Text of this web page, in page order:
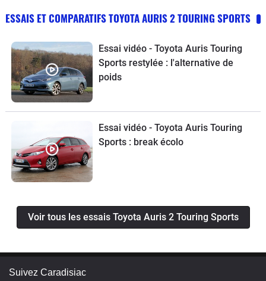
ESSAIS ET COMPARATIFS TOYOTA AURIS 2 TOURING SPORTS
Essai vidéo - Toyota Auris Touring
Sports restylée : l'alternative de
poids
Essai vidéo - Toyota Auris Touring
Sports : break écolo
Voir tous les essais Toyota Auris 2 Touring Sports
Suivez Caradisiac